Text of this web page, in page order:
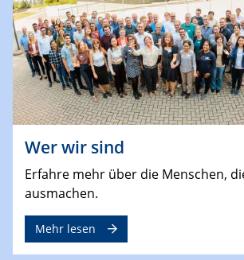
Wer wir sind
Erfahre mehr über die Menschen,
ausmachen.
Mehr lesen